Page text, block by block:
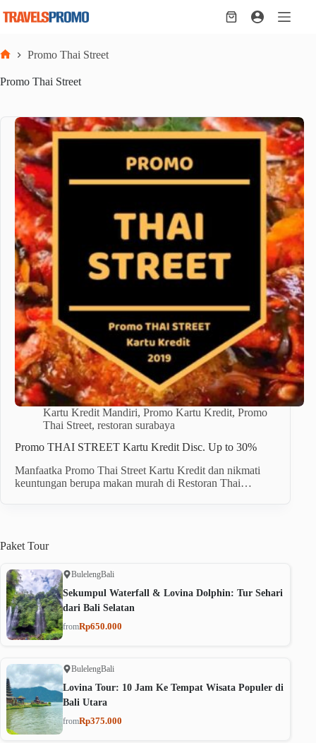
Shopping
Promo Thai Street
Promo Thai Street
Kartu Kredit Mandiri, Promo Kartu Kredit, Promo
Thai Street, restoran surabaya
Promo THAI STREET Kartu Kredit Disc. Up to 30%
Manfaatka Promo Thai Street Kartu Kredit dan nikmati
keuntungan berupa makan murah di Restoran Thai…
Paket Tour
BulelengBali
Sekumpul Waterfall & Lovina Dolphin: Tur Sehari
dari Bali Selatan
fromRp650.000
BulelengBali
Lovina Tour: 10 Jam Ke Tempat Wisata Populer di
Bali Utara
fromRp375.000